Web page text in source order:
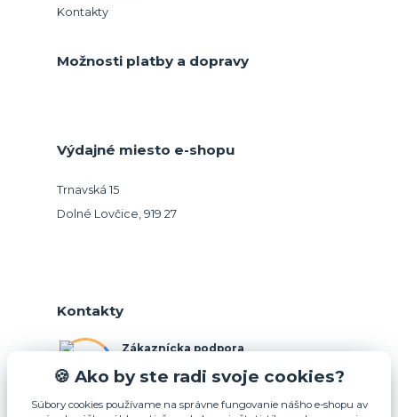
Kontakty
Možnosti platby a dopravy
Výdajné miesto e-shopu
Trnavská 15
Dolné Lovčice, 919 27
Kontakty
Zákaznícka podpora
(Po-Pia, 10-15 hod.)
🍪 Ako by ste radi svoje cookies?
Súbory cookies používame na správne fungovanie nášho e-shopu av